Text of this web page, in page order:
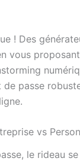
! Des
vous
passe
vs
le rideau